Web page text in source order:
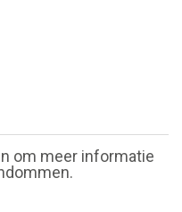
om meer informatie